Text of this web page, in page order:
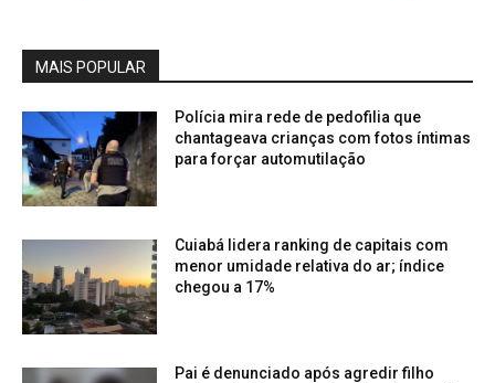
MAIS POPULAR
Polícia mira rede de pedofilia que
chantageava crianças com fotos íntimas
para forçar automutilação
Cuiabá lidera ranking de capitais com
menor umidade relativa do ar; índice
chegou a 17%
Pai é denunciado após agredir filho